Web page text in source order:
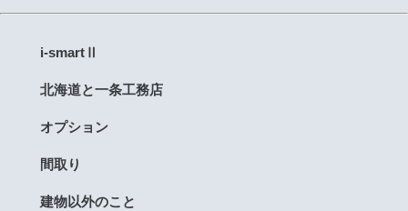
i-smartⅡ
北海道と一条工務店
オプション
間取り
建物以外のこと